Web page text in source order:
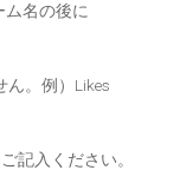
名の後に
ん。例）Likes
記入ください。